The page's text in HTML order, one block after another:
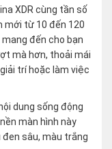
XDR cùng tần số
mới từ 10 đến 120
mang đến cho bạn
mà hơn, thoải mái
trí hoặc làm việc
dung sống động
màn hình này
sâu, màu trắng